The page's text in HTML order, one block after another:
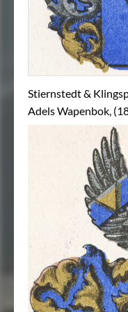
Stiernstedt &
Adels Wapenbok,